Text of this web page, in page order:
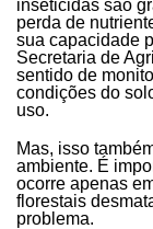
inseticidas são
perda de
sua capacidade
Secretaria de
sentido de
condições do
uso.
Mas, isso
ambiente. É
ocorre apenas
florestais
problema.